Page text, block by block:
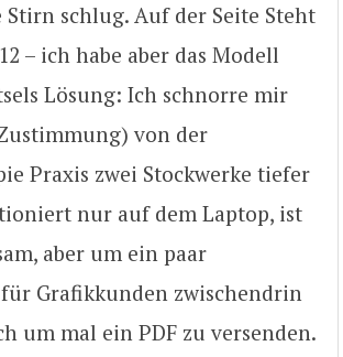
schlug. Auf der Seite Steht
– ich habe aber das Modell
Lösung: Ich schnorre mir
von der
Praxis zwei Stockwerke tiefer
nur auf dem Laptop, ist
aber um ein paar
Grafikkunden zwischendrin
um mal ein PDF zu versenden.